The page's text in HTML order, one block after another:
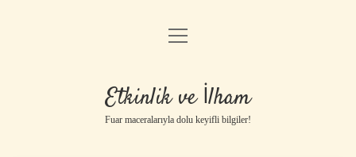
Anasayfa
Gizlilik Politikası
Yasal Uyarı
menüyü
Etkinlik ve İlham
Fuar maceralarıyla dolu keyifli bilgiler!